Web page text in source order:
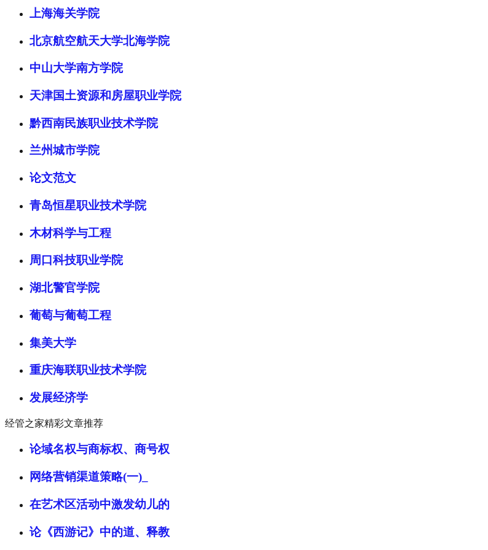
上海海关学院
北京航空航天大学北海学院
中山大学南方学院
天津国土资源和房屋职业学院
黔西南民族职业技术学院
兰州城市学院
论文范文
青岛恒星职业技术学院
木材科学与工程
周口科技职业学院
湖北警官学院
葡萄与葡萄工程
集美大学
重庆海联职业技术学院
发展经济学
经管之家精彩文章推荐
论域名权与商标权、商号权
网络营销渠道策略(一)_
在艺术区活动中激发幼儿的
论《西游记》中的道、释教